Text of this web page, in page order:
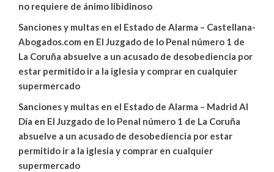
no requiere de ánimo libidinoso
Sanciones y multas en el Estado de Alarma – Castellana-
Abogados.com en El Juzgado de lo Penal número 1 de
La Coruña absuelve a un acusado de desobediencia por
estar permitido ir a la iglesia y comprar en cualquier
supermercado
Sanciones y multas en el Estado de Alarma – Madrid Al
Día en El Juzgado de lo Penal número 1 de La Coruña
absuelve a un acusado de desobediencia por estar
permitido ir a la iglesia y comprar en cualquier
supermercado